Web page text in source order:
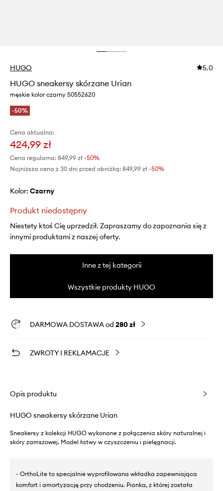
HUGO 5.0
HUGO sneakersy skórzane Urian
męskie kolor czarny 50552620
-50%
Cena aktualna:
424,99 zł
Cena regularna: 849,99 zł -50%
Najniższa cena z 30 dni przed obniżką: 849,99 zł -50%
Kolor: czarny
Produkt niedostępny
Niestety ktoś Cię uprzedził. Zapraszamy do zapoznania się z
innymi produktami z naszej oferty.
Inne z tej kategorii
Wszystkie produkty HUGO
DARMOWA DOSTAWA od 280 zł
ZWROTY I REKLAMACJE
Opis produktu
HUGO sneakersy skórzane Urian
Sneakersy z kolekcji HUGO wykonane z połączenia skóry naturalnej i
skóry zamszowej. Model łatwy w czyszczeniu i pielęgnacji.
- OrthoLite to specjalnie wyprofilowana wkładka zapewniająca
komfort i amortyzację przy chodzeniu. Pianka, z której została